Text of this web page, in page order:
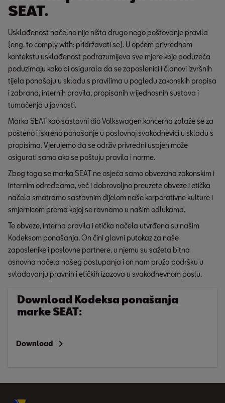
SEAT.
Usklađenost načelno nije ništa drugo nego poštovanje pravila
(eng. to comply with: pridržavati se). U općem privrednom
kontekstu usklađenost podrazumijeva sve mjere koje poduzeća
poduzimaju kako bi osigurala da se zaposlenici i članovi izvršnih
tijela ponašaju u skladu s pravilima u pogledu zakonskih propisa
i zabrana, internih pravila, propisanih vrijednosnih sustava i
tumačenja u javnosti.
Marka SEAT kao sastavni dio Volkswagen koncerna zalaže se za
pošteno i iskreno ponašanje u poslovnoj svakodnevici u skladu s
propisima. Vjerujemo da se održiv privredni uspjeh može
osigurati samo ako se poštuju pravila i norme.
Zbog toga se marka SEAT ne osjeća samo obvezana zakonskim i
internim odredbama, već i dobrovoljno preuzete obveze i etička
načela smatramo sastavnim dijelom naše korporativne kulture i
smjernicom prema kojoj se ravnamo u našim odlukama.
Te obveze, interna pravila i etička načela utvrđena su našim
Kodeksom ponašanja. On čini glavni putokaz za naše
zaposlenike i poslovne partnere, u njemu su sažeta bitna
osnovna načela našeg postupanja i on nam pruža podršku u
svladavanju pravnih i etičkih izazova u svakodnevnom poslu.
Download Kodeksa ponašanja
marke SEAT:
Download